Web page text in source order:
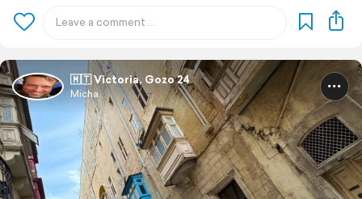
🇲🇹 Victoria, Gozo 24
Micha.